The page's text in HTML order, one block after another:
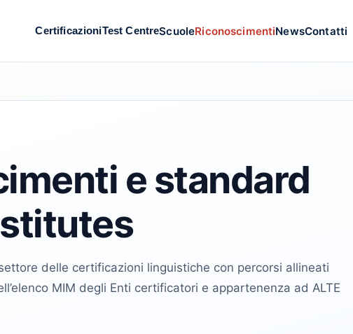
CertificazioniTest CentreScuoleRiconoscimentiNewsContatti
e standard
delle certificazioni linguistiche con percorsi allineati
MIM degli Enti certificatori e appartenenza ad ALTE